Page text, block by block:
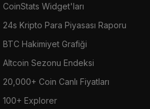
CoinStats Widget'ları
24s Kripto Para Piyasası Raporu
BTC Hakimiyet Grafiği
Altcoin Sezonu Endeksi
20,000+ Coin Canlı Fiyatları
100+ Explorer